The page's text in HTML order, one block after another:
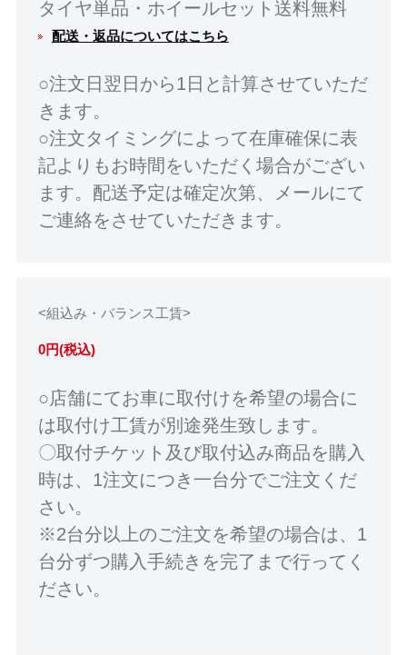
タイヤ単品・ホイールセット送料無料
配送・返品についてはこちら
○注文日翌日から1日と計算させていただ
きます。
○注文タイミングによって在庫確保に表
記よりもお時間をいただく場合がござい
ます。配送予定は確定次第、メールにて
ご連絡をさせていただきます。
<組込み・バランス工賃>
0円(税込)
○店舗にてお車に取付けを希望の場合に
は取付け工賃が別途発生致します。
〇取付チケット及び取付込み商品を購入
時は、1注文につき一台分でご注文くだ
さい。
※2台分以上のご注文を希望の場合は、1
台分ずつ購入手続きを完了まで行ってく
ださい。